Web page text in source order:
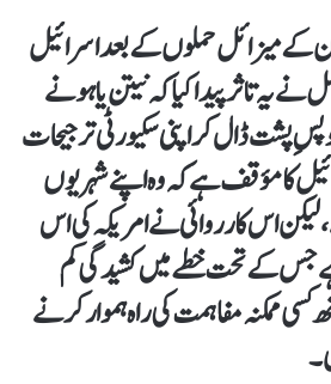
کے میزائل حملوں کے بعد اسرائیل
یہ تاثر پیدا کیا کہ نیتن یاہو نے
پسِ پشت ڈال کر اپنی سکیورٹی ترجیحات
کا مؤقف ہے کہ وہ اپنے شہریوں
اس کارروائی نے امریکہ کی اس
جس کے تحت خطے میں کشیدگی کم
ممکنہ مفاہمت کی راہ ہموار کرنے